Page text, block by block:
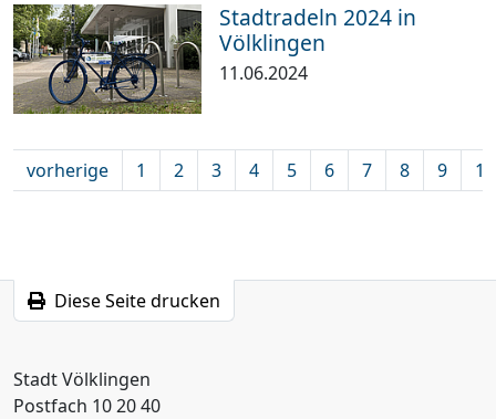
Stadtradeln 2024 in
Völklingen
11.06.2024
vorherige 1 2 3 4 5 6 7 8 9 10
Diese Seite drucken
Stadt Völklingen
Postfach 10 20 40